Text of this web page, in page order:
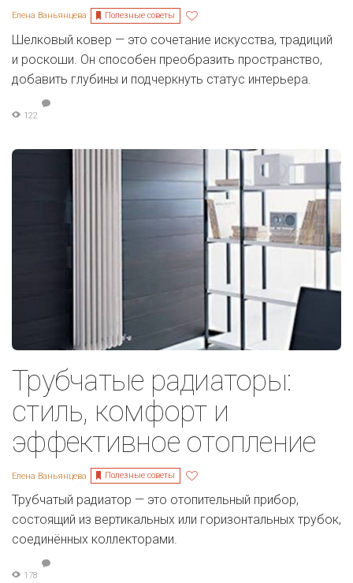
Елена Ваньянцева Полезные советы
Шелковый ковер — это сочетание искусства, традиций
и роскоши. Он способен преобразить пространство,
добавить глубины и подчеркнуть статус интерьера.
122
Трубчатые радиаторы:
стиль, комфорт и
эффективное отопление
Елена Ваньянцева Полезные советы
Трубчатый радиатор — это отопительный прибор,
состоящий из вертикальных или горизонтальных трубок,
соединённых коллекторами.
178